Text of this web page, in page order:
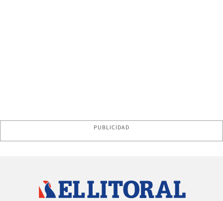
PUBLICIDAD